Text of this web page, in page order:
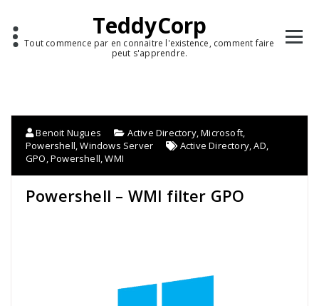
TeddyCorp
Tout commence par en connaitre l'existence, comment faire
peut s'apprendre.
Benoit Nugues Active Directory,Microsoft
Powershell ,Windows Server Active Directory ,AD
GPO ,Powershell ,WMI
Powershell – WMI filter GPO